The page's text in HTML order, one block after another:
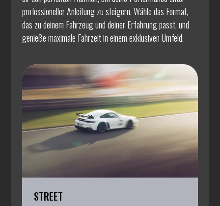
professioneller Anleitung zu steigern. Wähle das Format,
das zu deinem Fahrzeug und deiner Erfahrung passt, und
genieße maximale Fahrzeit in einem exklusiven Umfeld.
STREET